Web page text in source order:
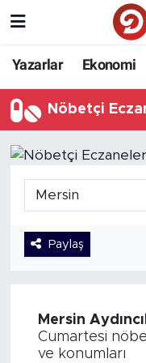
Yazarlar Ekonomi
Nöbetçi
Paylaş
Mersin
Cumartesi
ve konumları